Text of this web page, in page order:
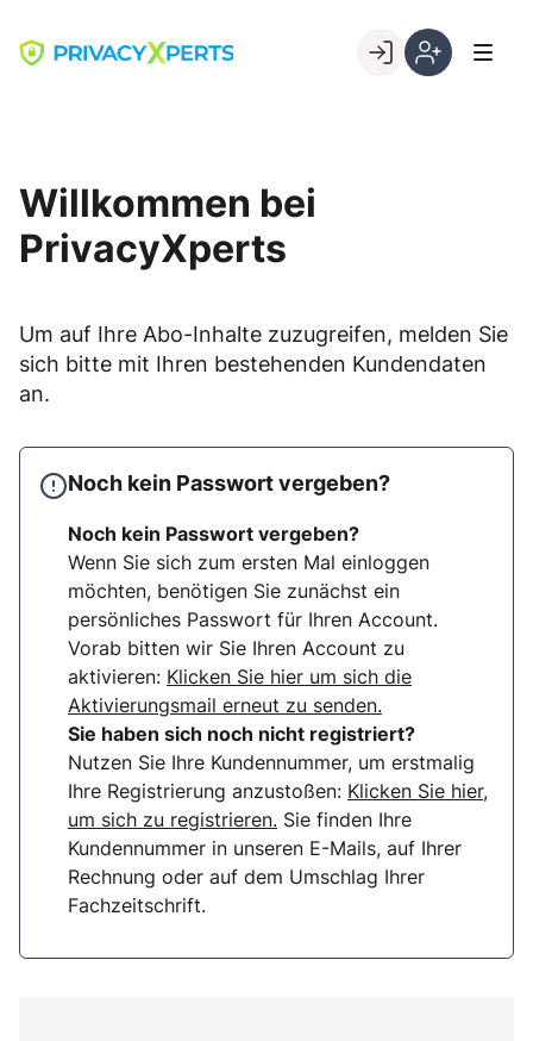
content
Go to landing page.
Willkommen bei
PrivacyXperts
Um auf Ihre Abo-Inhalte zuzugreifen, melden Sie
sich bitte mit Ihren bestehenden Kundendaten
an.
Noch kein Passwort vergeben?
Noch kein Passwort vergeben?
Wenn Sie sich zum ersten Mal einloggen
möchten, benötigen Sie zunächst ein
persönliches Passwort für Ihren Account.
Vorab bitten wir Sie Ihren Account zu
aktivieren: Klicken Sie hier um sich die
Aktivierungsmail erneut zu senden.
Sie haben sich noch nicht registriert?
Nutzen Sie Ihre Kundennummer, um erstmalig
Ihre Registrierung anzustoßen: Klicken Sie hier,
um sich zu registrieren. Sie finden Ihre
Kundennummer in unseren E-Mails, auf Ihrer
Rechnung oder auf dem Umschlag Ihrer
Fachzeitschrift.